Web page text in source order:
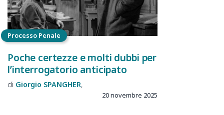
Processo Penale
Poche certezze e molti dubbi per
l’interrogatorio anticipato
Giorgio SPANGHER
20 novembre 2025